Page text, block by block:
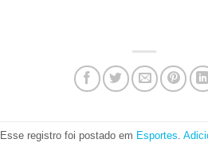
Esse registro foi postado em Esportes